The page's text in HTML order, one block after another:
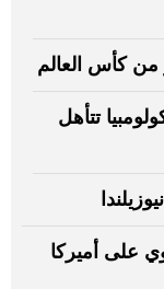
من كأس العالم
تتأهل
على أميركا